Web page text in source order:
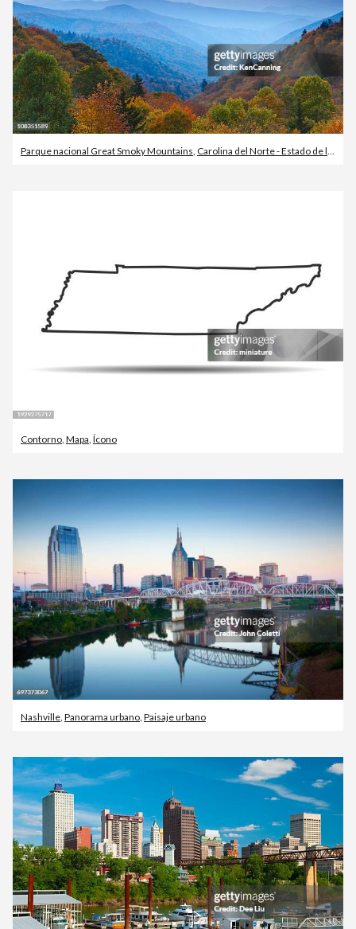
Parque nacional Great Smoky Mountains, Carolina del Norte - Estado de los EE. UU.
Contorno Mapa Ícono
Nashville, Panorama urbano, Paisaje urbano